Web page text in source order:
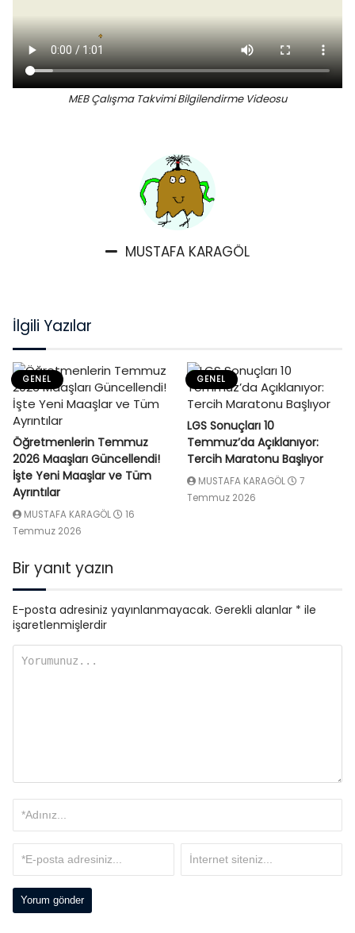
MEB Çalışma Takvimi Bilgilendirme Videosu
MUSTAFA KARAGÖL
İlgili Yazılar
GENEL
Öğretmenlerin Temmuz
2026 Maaşları Güncellendi!
İşte Yeni Maaşlar ve Tüm
Ayrıntılar
MUSTAFA KARAGÖL
16
Temmuz 2026
GENEL
LGS Sonuçları 10
Temmuz’da Açıklanıyor:
Tercih Maratonu Başlıyor
MUSTAFA KARAGÖL
7
Temmuz 2026
Bir yanıt yazın
E-posta adresiniz yayınlanmayacak. Gerekli alanlar * ile
işaretlenmişlerdir